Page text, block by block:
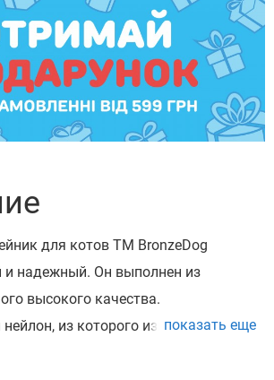
для котов ТМ BronzeDog
и надежный. Он выполнен из
высокого качества.
из которого изготовлен
показать еще